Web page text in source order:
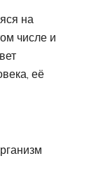
на
числе и
её